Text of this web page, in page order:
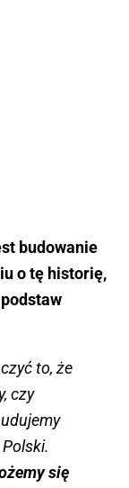
budowanie
o tę historię,
to, że
czy
się